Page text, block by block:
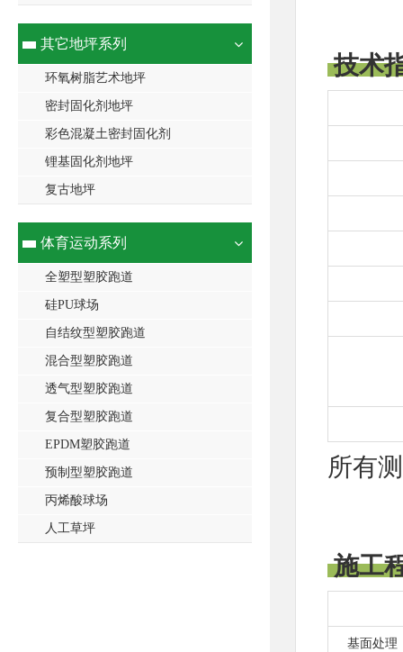
其它地坪系列
环氧树脂艺术地坪
密封固化剂地坪
彩色混凝土密封固化剂
锂基固化剂地坪
复古地坪
体育运动系列
全塑型塑胶跑道
硅PU球场
自结纹型塑胶跑道
混合型塑胶跑道
透气型塑胶跑道
复合型塑胶跑道
EPDM塑胶跑道
预制型塑胶跑道
丙烯酸球场
人工草坪
技术
所有
施工
基面处理